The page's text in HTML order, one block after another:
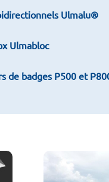
Ulmalu®
Ulmabloc
de badges P500 et